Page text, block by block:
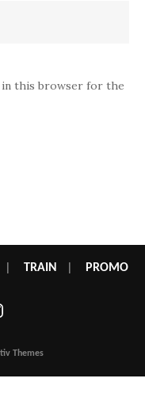
in this browser for the
TRAIN PROMO
Themes